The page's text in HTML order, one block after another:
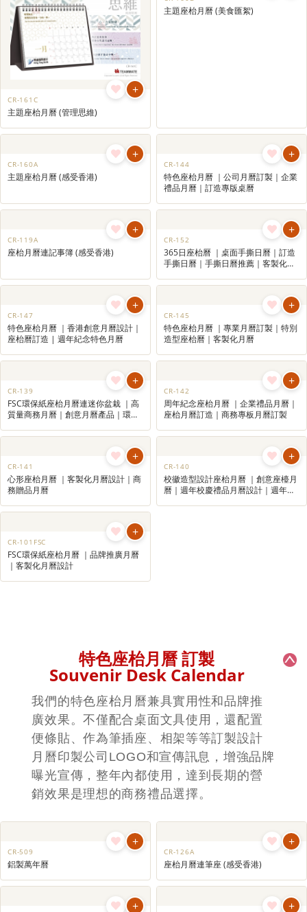
+
CR-161C
主題座枱月曆 (管理思維)
主題座枱月曆 (感受香港)
+
CR-144
特色座枱月曆 ｜公司月曆訂製｜企業
禮品月曆｜訂造專版桌曆
+
CR-119A
CR-152
365日座枱曆 ｜桌面手撕日曆｜訂造
手撕日曆｜手撕日曆推薦｜客製化日
曆
+
CR-147
特色座枱月曆 ｜香港創意月曆設計｜
+
CR-145
特色座枱月曆 ｜專業月曆訂製｜特別
+
CR-139
FSC環保紙座枱月曆連迷你盆栽 ｜高
心形座枱月曆 ｜客製化月曆設計｜商
校徽造型設計座枱月曆 ｜創意座檯月
曆｜週年校慶禮品月曆設計｜週年月
曆訂製
+
CR-101FSC
FSC環保紙座枱月曆 ｜品牌推廣月曆
｜客製化月曆設計
特色座枱月曆 訂製
Souvenir Desk Calendar
我們的特色座枱月曆兼具實用性和品牌推
廣效果。不僅配合桌面文具使用，還配置